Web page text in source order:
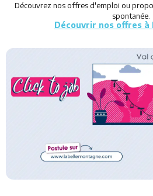
Découvrez nos offres d'emploi ou
spontanée.
Découvrir nos offres à